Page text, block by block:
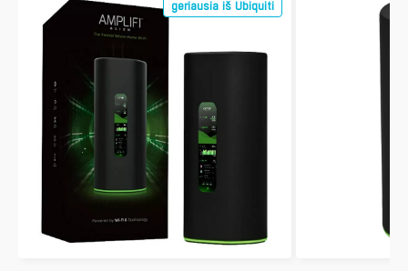
geriausia iš Ubiquiti